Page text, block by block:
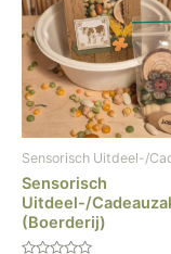
Sensorisch Uitdeel-/
Sensorisch
Uitdeel-/
(Boerderij)